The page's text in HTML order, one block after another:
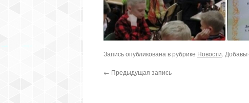
Запись опубликована в рубрике Новости.
← Предыдущая запись